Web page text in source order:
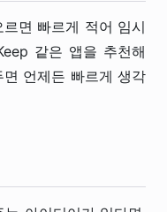
면 빠르게 적어 임시
같은 앱을 추천해
언제든 빠르게 생각